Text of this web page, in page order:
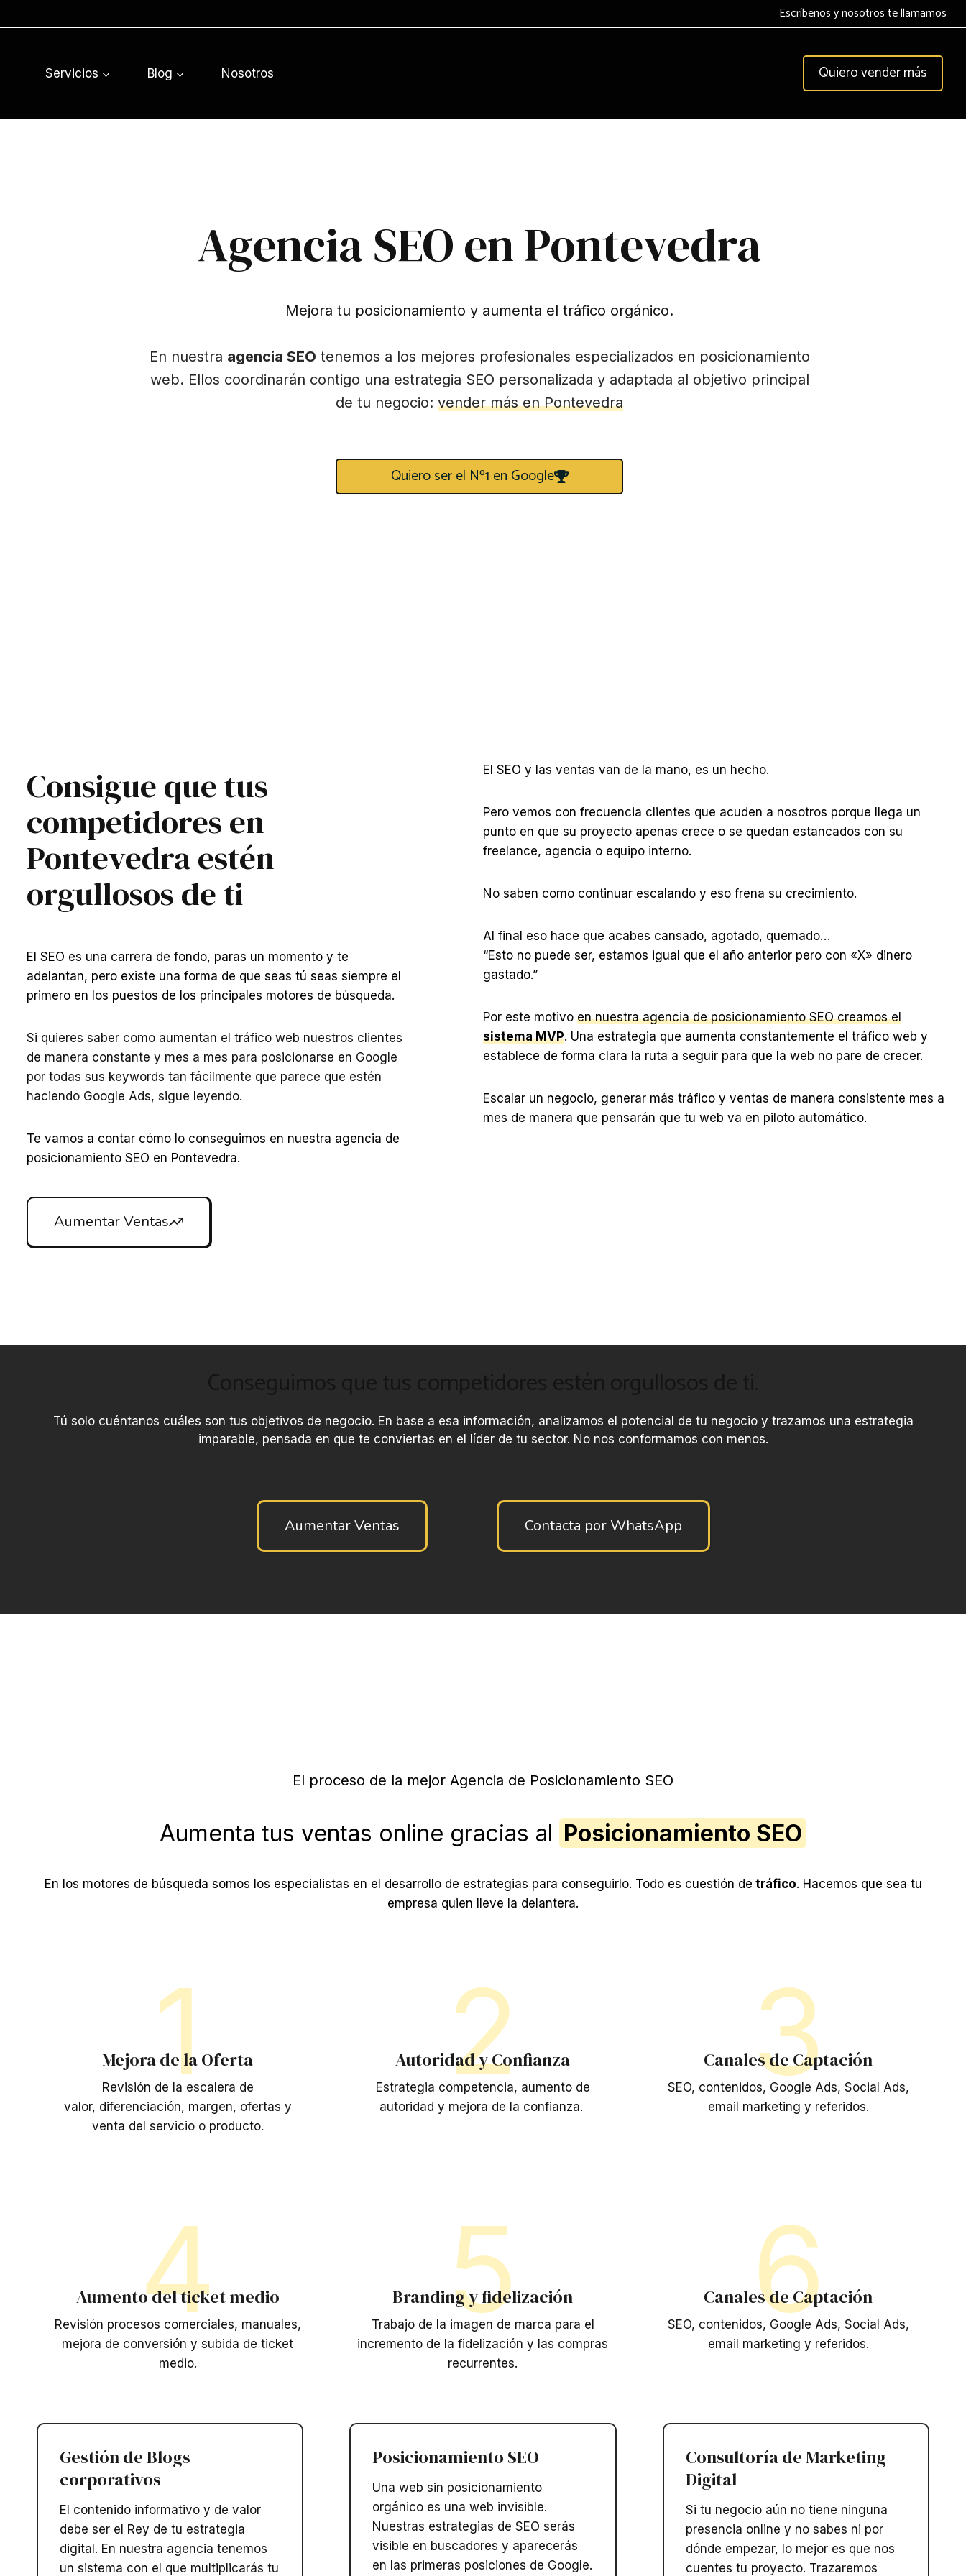
al
Escríbenos y nosotros te llamamos
Servicios Blog Nosotros Quiero vender más
Agencia SEO en Pontevedra
Mejora tu posicionamiento y aumenta el tráfico orgánico.
En nuestra agencia SEO tenemos a los mejores profesionales especializados en posicionamiento
web. Ellos coordinarán contigo una estrategia SEO personalizada y adaptada al objetivo principal
de tu negocio: vender más en Pontevedra
Quiero ser el Nº1 en Google
Consigue que tus
competidores en
Pontevedra estén
orgullosos de ti
El SEO es una carrera de fondo, paras un momento y te
adelantan, pero existe una forma de que seas tú seas siempre el
primero en los puestos de los principales motores de búsqueda.
Si quieres saber como aumentan el tráfico web nuestros clientes
de manera constante y mes a mes para posicionarse en Google
por todas sus keywords tan fácilmente que parece que estén
haciendo Google Ads, sigue leyendo.
Te vamos a contar cómo lo conseguimos en nuestra agencia de
posicionamiento SEO en Pontevedra.
Aumentar Ventas
El SEO y las ventas van de la mano, es un hecho.
Pero vemos con frecuencia clientes que acuden a nosotros porque llega un
punto en que su proyecto apenas crece o se quedan estancados con su
freelance, agencia o equipo interno.
No saben como continuar escalando y eso frena su crecimiento.
Al final eso hace que acabes cansado, agotado, quemado…
“Esto no puede ser, estamos igual que el año anterior pero con «X» dinero
gastado.”
Por este motivo en nuestra agencia de posicionamiento SEO creamos el
sistema MVP. Una estrategia que aumenta constantemente el tráfico web y
establece de forma clara la ruta a seguir para que la web no pare de crecer.
Escalar un negocio, generar más tráfico y ventas de manera consistente mes a
mes de manera que pensarán que tu web va en piloto automático.
Tú solo cuéntanos cuáles son tus objetivos de negocio. En base a esa información, analizamos el potencial de tu negocio y trazamos una estrategia
imparable, pensada en que te conviertas en el líder de tu sector. No nos conformamos con menos.
Aumentar Ventas Contacta por WhatsApp
El proceso de la mejor Agencia de Posicionamiento SEO
Aumenta tus ventas online gracias al Posicionamiento SEO
En los motores de búsqueda somos los especialistas en el desarrollo de estrategias para conseguirlo. Todo es cuestión de tráfico. Hacemos que sea tu
empresa quien lleve la delantera.
1
Mejora de la Oferta
Revisión de la escalera de
valor, diferenciación, margen, ofertas y
venta del servicio o producto.
2
Autoridad y Confianza
Estrategia competencia, aumento de
autoridad y mejora de la confianza.
3
Canales de Captación
SEO, contenidos, Google Ads, Social Ads,
email marketing y referidos.
4
Aumento del ticket medio
Revisión procesos comerciales, manuales,
mejora de conversión y subida de ticket
medio.
5
Branding y fidelización
Trabajo de la imagen de marca para el
incremento de la fidelización y las compras
recurrentes.
6
Canales de Captación
SEO, contenidos, Google Ads, Social Ads,
email marketing y referidos.
Gestión de Blogs
corporativos​
El contenido informativo y de valor
debe ser el Rey de tu estrategia
digital. En nuestra agencia tenemos
un sistema con el que multiplicarás tu
Posicionamiento SEO​
Una web sin posicionamiento
orgánico es una web invisible.
Nuestras estrategias de SEO serás
visible en buscadores y aparecerás
en las primeras posiciones de Google.
Consultoría de Marketing
Digital
Si tu negocio aún no tiene ninguna
presencia online y no sabes ni por
dónde empezar, lo mejor es que nos
cuentes tu proyecto. Trazaremos